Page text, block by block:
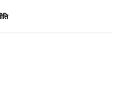
Day 10 May